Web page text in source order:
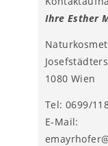
Ihre Esther
1080 Wien
Tel: 0699/
E-Mail: